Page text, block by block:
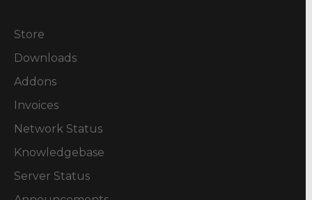
Store
Downloads
Addons
Invoices
Network Status
Knowledgebase
Server Status